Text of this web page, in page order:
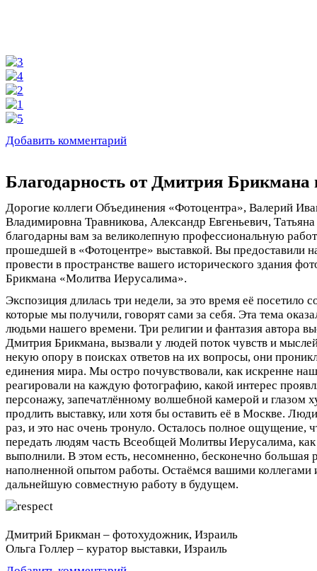
Добавить комментарий
Благодарность от Дмитрия Брикмана
Дорогие коллеги Объединения «Фотоцентра», Валерий
Владимировна Травникова, Александр Евгеньевич,
благодарны вам за великолепную профессиональную
прошедшей в «Фотоцентре» выставкой. Вы предоставили
провести в пространстве вашего исторического здания
Брикмана «Молитва Иерусалима».
Экспозиция длилась три недели, за это время её посетило
которые мы получили, говорят сами за себя. Эта тема
людьми нашего времени. Три религии и фантазия автора
Дмитрия Брикмана, вызвали у людей поток чувств и
некую опору в поисках ответов на их вопросы, они
единения мира. Мы остро почувствовали, как искренне
реагировали на каждую фотографию, какой интерес
персонажу, запечатлённому волшебной камерой и глазом
продлить выставку, или хотя бы оставить её в Москве.
раз, и это нас очень тронуло. Осталось полное ощущение,
передать людям часть Всеобщей Молитвы Иерусалима,
выполнили. В этом есть, несомненно, бесконечно большая
наполненной опытом работы. Остаёмся вашими коллегами
дальнейшую совместную работу в будущем.
Дмитрий Брикман – фотохудожник, Израиль
Ольга Голлер – куратор выставки, Израиль